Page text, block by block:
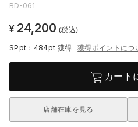
BD-061
¥ 24,200 (税込)
SPpt：484pt 獲得 獲得ポイントにつ
カート
店舗在庫を見る